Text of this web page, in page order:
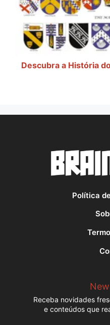
Descubra a História
Política
Receba novidades
e conteúdos que